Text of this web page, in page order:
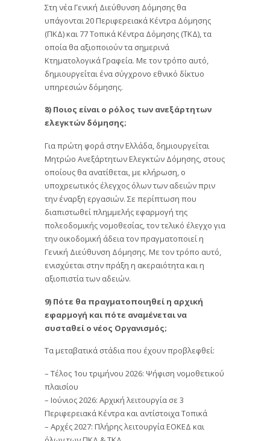
Στη νέα Γενική Διεύθυνση Δόμησης θα
υπάγονται 20 Περιφερειακά Κέντρα Δόμησης
(ΠΚΔ) και 77 Τοπικά Κέντρα Δόμησης (ΤΚΔ), τα
οποία θα αξιοποιούν τα σημερινά
Κτηματολογικά Γραφεία. Με τον τρόπο αυτό,
δημιουργείται ένα σύγχρονο εθνικό δίκτυο
υπηρεσιών δόμησης.
8) Ποιος είναι ο ρόλος των ανεξάρτητων
ελεγκτών δόμησης;
Για πρώτη φορά στην Ελλάδα, δημιουργείται
Μητρώο Ανεξάρτητων Ελεγκτών Δόμησης, στους
οποίους θα ανατίθεται, με κλήρωση, ο
υποχρεωτικός έλεγχος όλων των αδειών πριν
την έναρξη εργασιών. Σε περίπτωση που
διαπιστωθεί πλημμελής εφαρμογή της
πολεοδομικής νομοθεσίας, τον τελικό έλεγχο για
την οικοδομική άδεια τον πραγματοποιεί η
Γενική Διεύθυνση Δόμησης. Με τον τρόπο αυτό,
ενισχύεται στην πράξη η ακεραιότητα και η
αξιοπιστία των αδειών.
9) Πότε θα πραγματοποιηθεί η αρχική
εφαρμογή και πότε αναμένεται να
συσταθεί ο νέος Οργανισμός;
Τα μεταβατικά στάδια που έχουν προβλεφθεί:
– Τέλος 1ου τριμήνου 2026: Ψήφιση νομοθετικού
πλαισίου
– Ιούνιος 2026: Αρχική λειτουργία σε 3
Περιφερειακά Κέντρα και αντίστοιχα Τοπικά
– Αρχές 2027: Πλήρης λειτουργία ΕΟΚΕΔ και